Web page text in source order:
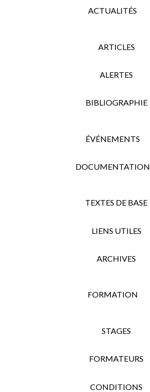
ACTUALITÉS
ARTICLES
ALERTES
BIBLIOGRAPHIE
ÉVÉNEMENTS
DOCUMENTATION
TEXTES DE BASE
LIENS UTILES
ARCHIVES
FORMATION
STAGES
FORMATEURS
CONDITIONS